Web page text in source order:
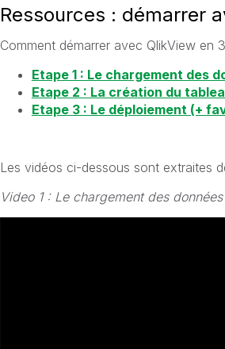
Ressources : démarrer
Comment démarrer avec QlikView en
Etape 1 : Le chargement des
Etape 2 : La création du
Etape 3 : Le déploiement (+
Les vidéos ci-dessous sont extraites
Video 1 : Le chargement des données